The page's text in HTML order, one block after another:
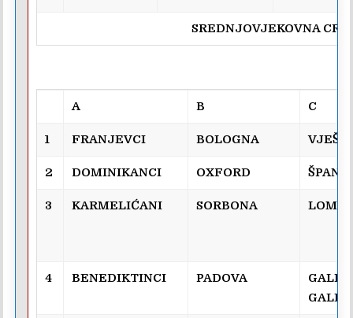
SREDNJOVJEKOVNA
A B C
1 FRANJEVCI BOLOGNA
2 DOMINIKANCI OXFORD
3 KARMELIĆANI SORBONA
4 BENEDIKTINCI PADOVA